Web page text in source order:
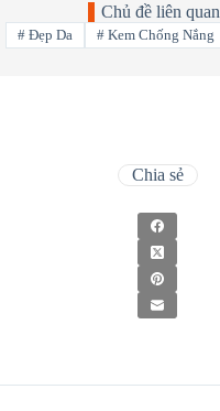
Chủ đề liên quan
#Đẹp Da # Kem Chống Nắng
Chia sẻ